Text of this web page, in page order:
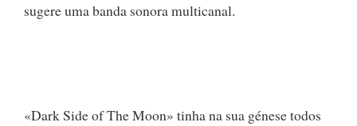
sugere uma banda sonora multicanal.
«Dark Side of The Moon» tinha na sua génese todos